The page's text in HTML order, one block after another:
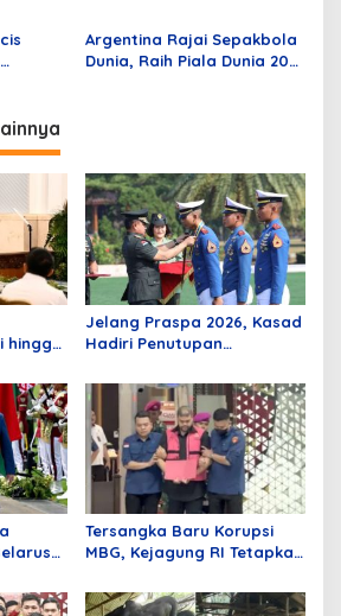
Dimana?
Argentina Rajai Sepakbola
Dunia, Raih Piala Dunia 2022
hingga
Jelang Praspa 2026, Kasad
Hadiri Penutupan
TNI
Tersangka Baru Korupsi
MBG, Kejagung RI Tetapkan